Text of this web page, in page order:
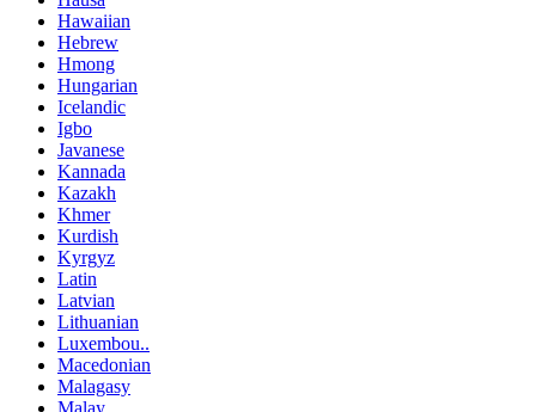
Hawaiian
Hebrew
Hmong
Hungarian
Icelandic
Igbo
Javanese
Kannada
Kazakh
Khmer
Kurdish
Kyrgyz
Latin
Latvian
Lithuanian
Luxembou..
Macedonian
Malagasy
Malay